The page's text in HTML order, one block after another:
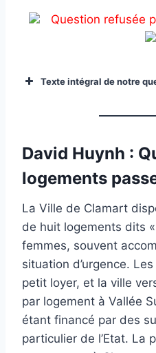
Question refusée
Texte intégral de notre
David Huynh :
logements
La Ville de Clamart
de huit logements dits
femmes, souvent
situation d’urgence.
petit loyer, et la ville
par logement à Vallée
étant financé par des
particulier de l’Etat. La